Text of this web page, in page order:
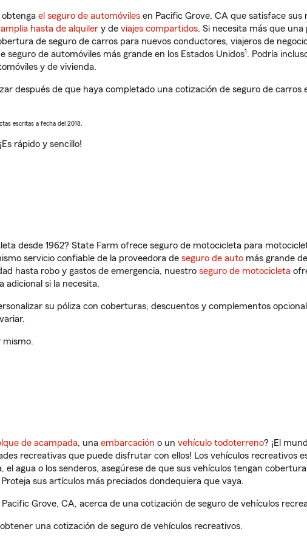
el seguro de automóviles en Pacific Grove, CA que satisface sus
amplia hasta de alquiler y de viajes compartidos. Si necesita más que una
de seguro de carros para nuevos conductores, viajeros de
de automóviles más grande en los Estados Unidos1. Podría
y de vivienda.
después de que haya completado una cotización de seguro de carros
escritas a fecha del 2018.
rápido y sencillo!
desde 1962? State Farm ofrece seguro de motocicleta para
servicio confiable de la proveedora de seguro de auto más grande
hasta robo y gastos de emergencia, nuestro seguro de motocicleta
adicional si la necesita.
su póliza con coberturas, descuentos y complementos
mismo.
de acampada, una embarcación o un vehículo todoterreno? ¡El
recreativas que puede disfrutar con ellos! Los vehículos recreativos
agua o los senderos, asegúrese de que sus vehículos tengan
sus artículos más preciados dondequiera que vaya.
Grove, CA, acerca de una cotización de seguro de vehículos
una cotización de seguro de vehículos recreativos.